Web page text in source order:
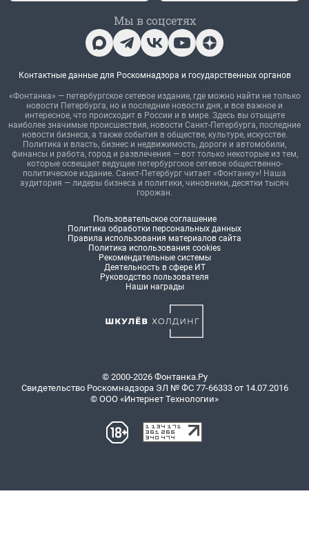
Мы в соцсетях
Контактные данные для Роскомнадзора и государственных органов
«Фонтанка» — петербургское сетевое издание, где можно найти не только
новости Петербурга, но и последние новости дня, и все важное и
интересное, что происходит в России и в мире. Здесь вы отыщете
наиболее значимые происшествия, новости Санкт-Петербурга, последние
новости бизнеса, а также события в обществе, культуре, искусстве.
Политика и власть, бизнес и недвижимость, дороги и автомобили,
финансы и работа, город и развлечения — вот только некоторые из тем,
которые освещает ведущее петербургское сетевое общественно-
политическое издание. Санкт-Петербург читает «Фонтанку»! Наша
аудитория — лидеры бизнеса и политики, чиновники, десятки тысяч
горожан.
Пользовательское соглашение
Политика обработки персональных данных
Правила использования материалов сайта
Политика использования cookies
Рекомендательные системы
Деятельность в сфере ИТ
Руководство пользователя
Наши награды
© 2000-2026 Фонтанка.Ру
Свидетельство Роскомнадзора ЭЛ № ФС 77-66333 от 14.07.2016
© ООО «Интернет Технологии»